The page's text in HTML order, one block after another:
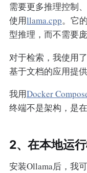
需要更多推理控制
使用llama.cpp。它
型推理，而不需要
对于检索，我使用了
基于文档的应用提
我用Docker
终端不是架构，是在
2、在本地运
安装Ollama后，我